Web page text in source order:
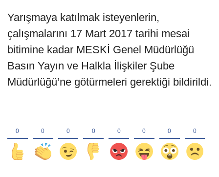
Yarışmaya katılmak isteyenlerin,
çalışmalarını 17 Mart 2017 tarihi mesai
bitimine kadar MESKİ Genel Müdürlüğü
Basın Yayın ve Halkla İlişkiler Şube
Müdürlüğü’ne götürmeleri gerektiği bildirildi.